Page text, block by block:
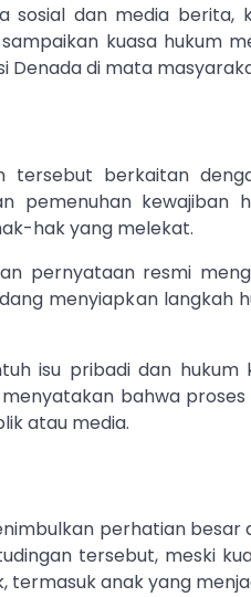
sosial dan media berita,
kuasa hukum
Denada di mata
tersebut berkaitan
pemenuhan kewajiban
hak yang melekat.
pernyataan resmi
menyiapkan langkah
isu pribadi dan hukum
bahwa
atau media.
perhatian
tersebut, meski
anak yang